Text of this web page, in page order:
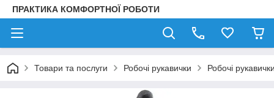
ПРАКТИКА КОМФОРТНОЇ РОБОТИ
Товари та послуги Робочі рукавички Робочі